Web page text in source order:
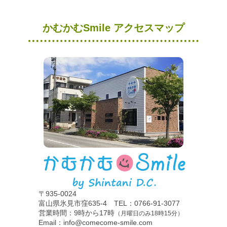
かむかむSmile アクセスマップ
〒935-0024
富山県氷見市窪635-4 TEL：0766-91-3077
営業時間：9時から17時 （月曜日のみ18時15分）
Email：info@comecome-smile.com